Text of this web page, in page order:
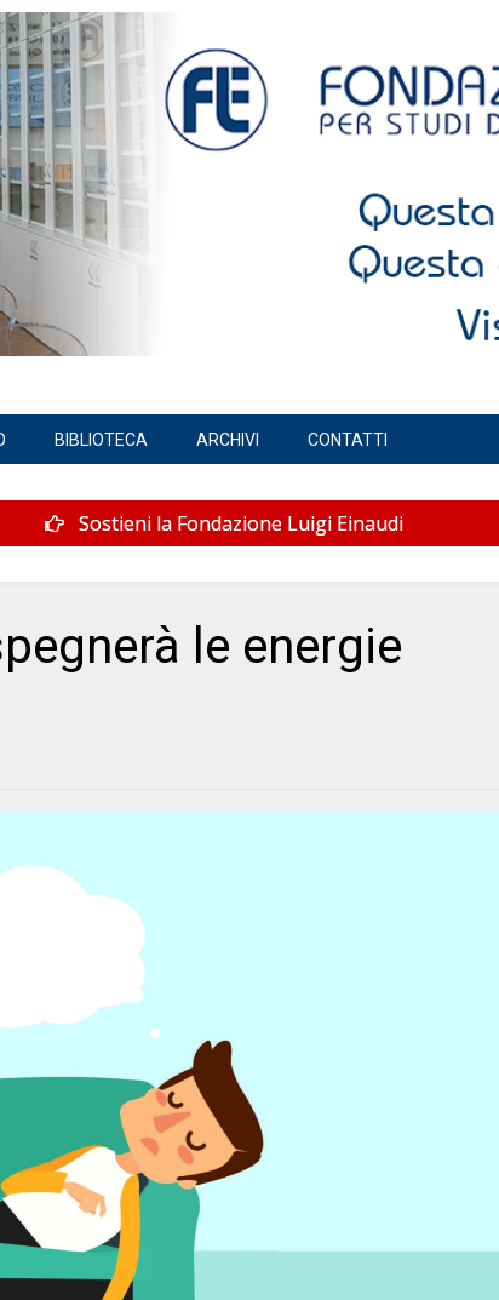
BIBLIOTECA ARCHIVI CONTATTI
Sostieni la Fondazione Luigi Einaudi
le energie